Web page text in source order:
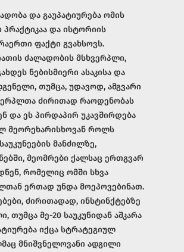
და გაუპატიურება ომის
და ისტორიის
ფაქტი გვახსოვს.
ძალადობის მსხვერპლი,
ნებისმიერი ასაკისა და
თუმცა, უდავოდ, ამგვარი
ძირითად რაოდენობას
და ეს პირდაპირ უკავშირდება
მეორეხარისხოვან როლს
მანძილზე,
მეომრები ქალსაც ერთგვარ
რომელიც ომში სხვა
ერთად უნდა მოეპოვებინათ.
ძირითადად, ინსტინქტებზე
თუმცა მე-20 საუკუნიდან აშკარა
იქცა სტრატეგიულ
მნიშვნელოვანი ადგილი